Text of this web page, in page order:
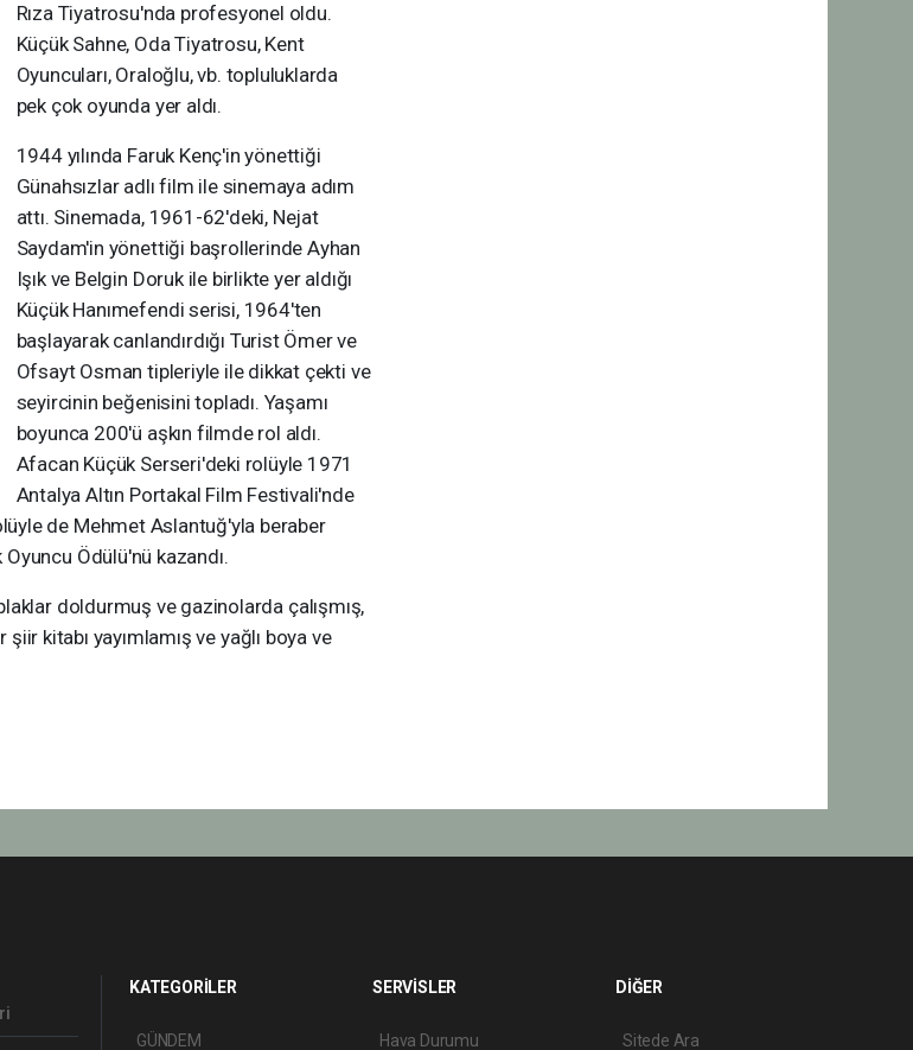
Rıza Tiyatrosu'nda profesyonel oldu.
Küçük Sahne, Oda Tiyatrosu, Kent
Oyuncuları, Oraloğlu, vb. topluluklarda
pek çok oyunda yer aldı.
1944 yılında Faruk Kenç'in yönettiği
Günahsızlar adlı film ile sinemaya adım
attı. Sinemada, 1961-62'deki, Nejat
Saydam'in yönettiği başrollerinde Ayhan
Işık ve Belgin Doruk ile birlikte yer aldığı
Küçük Hanımefendi serisi, 1964'ten
başlayarak canlandırdığı Turist Ömer ve
Ofsayt Osman tipleriyle ile dikkat çekti ve
seyircinin beğenisini topladı. Yaşamı
boyunca 200'ü aşkın filmde rol aldı.
Afacan Küçük Serseri'deki rolüyle 1971
Antalya Altın Portakal Film Festivali'nde
de Mehmet Aslantuğ'yla beraber
Ödülü'nü kazandı.
doldurmuş ve gazinolarda çalışmış,
şiir kitabı yayımlamış ve yağlı boya ve
KATEGORİLER
GÜNDEM
SERVİSLER
Hava Durumu
DİĞER
Sitede Ara